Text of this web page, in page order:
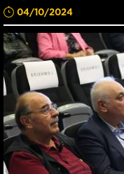
04/10/2024